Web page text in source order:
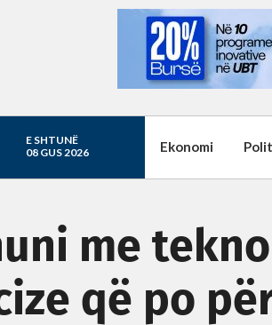
E SHTUNË
08 GUS 2026
Ekonomi
me
që po